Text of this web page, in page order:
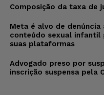
Composição da taxa de
Meta é alvo de denúncia
conteúdo sexual infantil
suas plataformas
Advogado preso por
inscrição suspensa pela